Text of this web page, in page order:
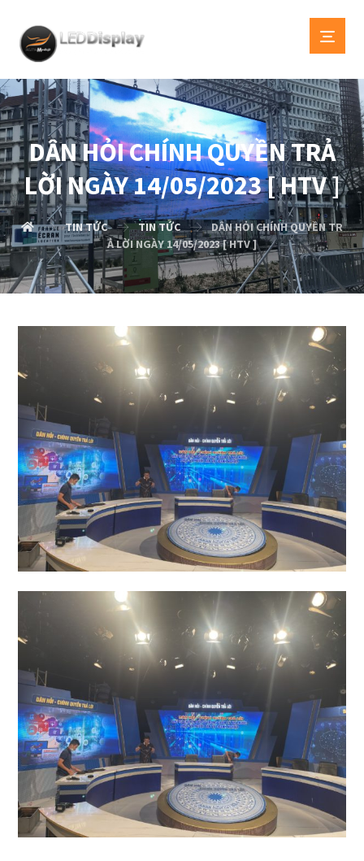
DÂN HỎI CHÍNH QUYỀN TRẢ
LỜI NGÀY 14/05/2023 [ HTV ]
TIN TỨC TIN TỨC
DÂN HỎI CHÍNH QUYỀN TR
Ả LỜI NGÀY 14/05/2023 [ HTV ]